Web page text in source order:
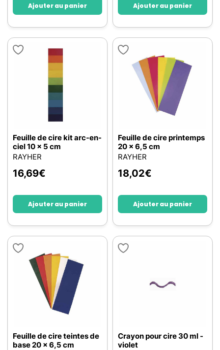
Ajouter au panier Ajouter au panier
Feuille de cire kit arc-en-
ciel 10 x 5 cm
RAYHER
16,69€
Ajouter au panier
Feuille de cire printemps
20 x 6,5 cm
RAYHER
18,02€
Ajouter au panier
Feuille de cire teintes de
base 20 x 6,5 cm
Crayon pour cire 30 ml -
violet